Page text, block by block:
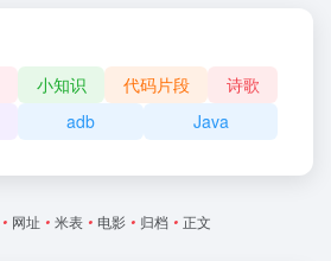
小知识 代码片段
诗歌
adb Java
• 网址 • 米表 • 电影 • 归档 • 正文